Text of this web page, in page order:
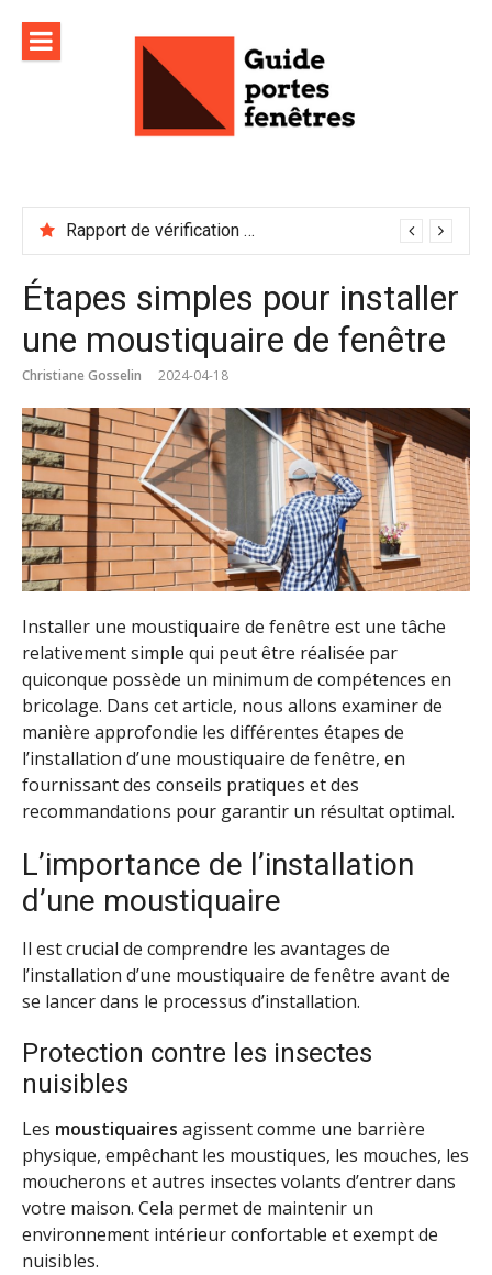
contenu
Rapport de vérification sécurité : à conserver précieusement
Étapes simples pour installer
une moustiquaire de fenêtre
Christiane Gosselin 2024-04-18
Installer une moustiquaire de fenêtre est une tâche
relativement simple qui peut être réalisée par
quiconque possède un minimum de compétences en
bricolage. Dans cet article, nous allons examiner de
manière approfondie les différentes étapes de
l’installation d’une moustiquaire de fenêtre, en
fournissant des conseils pratiques et des
recommandations pour garantir un résultat optimal.
L’importance de l’installation
d’une moustiquaire
Il est crucial de comprendre les avantages de
l’installation d’une moustiquaire de fenêtre avant de
se lancer dans le processus d’installation.
Protection contre les insectes
nuisibles
Les moustiquaires agissent comme une barrière
physique, empêchant les moustiques, les mouches, les
moucherons et autres insectes volants d’entrer dans
votre maison. Cela permet de maintenir un
environnement intérieur confortable et exempt de
nuisibles.